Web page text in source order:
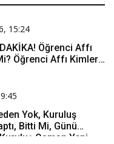
15:24
Öğrenci Affı
Öğrenci Affı Kimleri
Yok, Kuruluş
Bitti Mi, Günü
Osman Yeni